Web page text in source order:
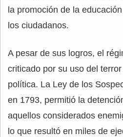
la promoción de la
los ciudadanos.
A pesar de sus logros, el
criticado por su uso del
política. La Ley de los
en 1793, permitió la
aquellos considerados
lo que resultó en miles de